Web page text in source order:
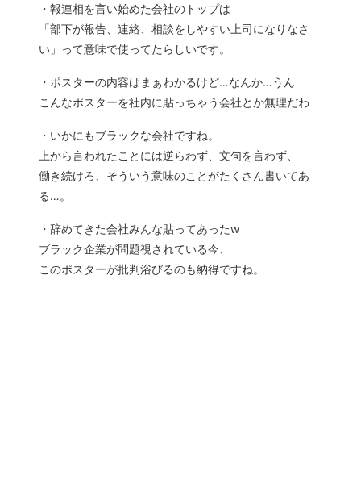
・報連相を言い始めた会社のトップは
「部下が報告、連絡、相談をしやすい上司になりなさ
い」って意味で使ってたらしいです。
・ポスターの内容はまぁわかるけど…なんか…うん
こんなポスターを社内に貼っちゃう会社とか無理だわ
・いかにもブラックな会社ですね。
上から言われたことには逆らわず、文句を言わず、
働き続けろ、そういう意味のことがたくさん書いてあ
る…。
・辞めてきた会社みんな貼ってあったw
ブラック企業が問題視されている今、
このポスターが批判浴びるのも納得ですね。